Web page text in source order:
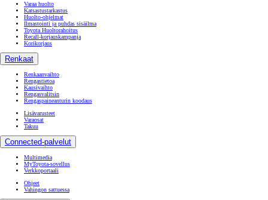
Varaa huolto
Katsastustarkastus
Huolto-ohjelmat
Ilmastointi ja puhdas sisäilma
Toyota Huoltorahoitus
Recall-korjauskampanja
Korikorjaus
Renkaat
Renkaanvaihto
Rengastietoa
Kausivaihto
Rengasvalitsin
Rengaspaineanturin koodaus
Lisävarusteet
Varaosat
Takuu
Connected-palvelut
Multimedia
MyToyota-sovellus
Verkkoportaali
Ohjeet
Vahingon sattuessa